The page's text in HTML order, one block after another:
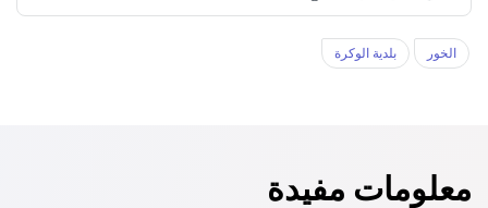
الخور‎ بلدية الوكرة
معلومات مفيدة